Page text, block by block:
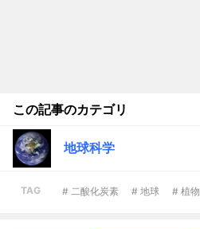
この記事のカテゴリ
地球科学
TAG # 二酸化炭素 # 地球 # 植物